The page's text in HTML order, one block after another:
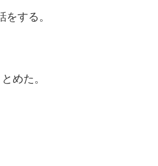
をする。
めた。